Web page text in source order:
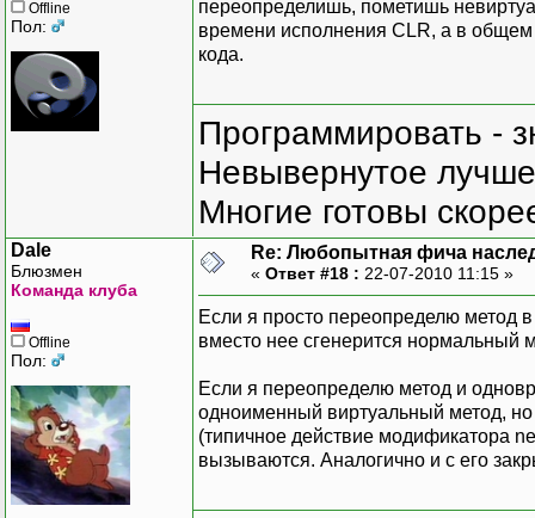
Offline
Пол:
переопределишь, пометишь
времени исполнения CLR, а в
кода.
Программировать -
Невывернутое
Многие готовы
Dale
Блюзмен
Команда клуба
Offline
Пол:
Re: Любопытная фича
« Ответ #18 : 22-07-2010 11:15 »
Если я просто переопределю метод
вместо нее сгенерится нормальный
Если я переопределю метод и
одноименный виртуальный метод, но
(типичное действие модификатора
вызываются. Аналогично и с его